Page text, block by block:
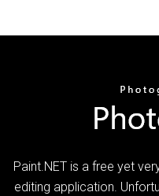
Paint.NET is a free yet
editing application.